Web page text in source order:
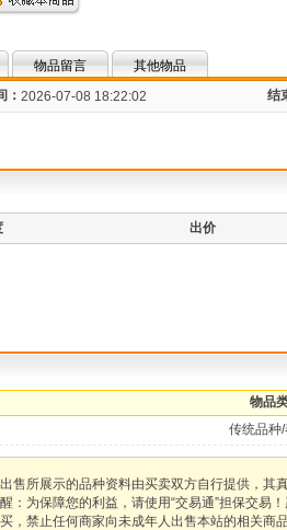
物品留言
其他物品
： 2026-07-08 18:22:02 结
出价
物品
传统品种
售所展示的品种资料由买卖双方自行提供，
：为保障您的利益，请使用“交易通”担保交
，禁止任何商家向未成年人出售本站的相关商